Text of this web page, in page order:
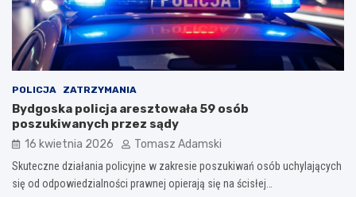
POLICJA ZATRZYMANIA
Bydgoska policja aresztowała 59 osób
poszukiwanych przez sądy
16 kwietnia 2026 Tomasz Adamski
Skuteczne działania policyjne w zakresie poszukiwań osób uchylających
się od odpowiedzialności prawnej opierają się na ścisłej…